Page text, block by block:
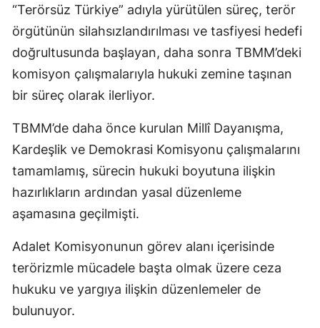
“Terörsüz Türkiye” adıyla yürütülen süreç, terör
örgütünün silahsızlandırılması ve tasfiyesi hedefi
doğrultusunda başlayan, daha sonra TBMM’deki
komisyon çalışmalarıyla hukuki zemine taşınan
bir süreç olarak ilerliyor.
TBMM’de daha önce kurulan Millî Dayanışma,
Kardeşlik ve Demokrasi Komisyonu çalışmalarını
tamamlamış, sürecin hukuki boyutuna ilişkin
hazırlıkların ardından yasal düzenleme
aşamasına geçilmişti.
Adalet Komisyonunun görev alanı içerisinde
terörizmle mücadele başta olmak üzere ceza
hukuku ve yargıya ilişkin düzenlemeler de
bulunuyor.